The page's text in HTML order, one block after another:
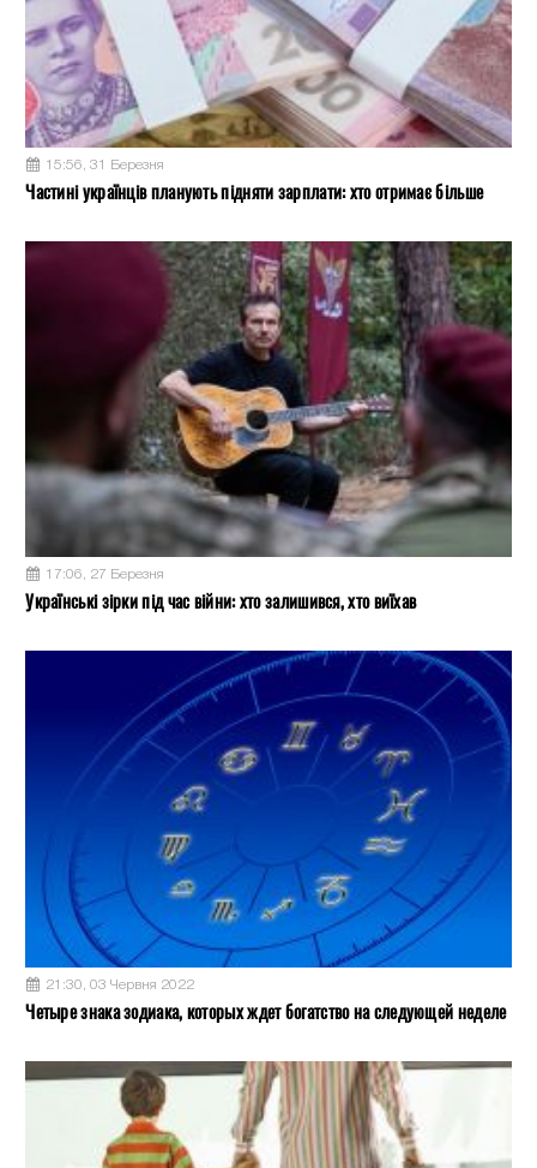
15:56, 31 Березня
Частині українців планують підняти зарплати: хто отримає більше
17:06, 27 Березня
Українські зірки під час війни: хто залишився, хто виїхав
21:30, 03 Червня 2022
Четыре знака зодиака, которых ждет богатство на следующей неделе